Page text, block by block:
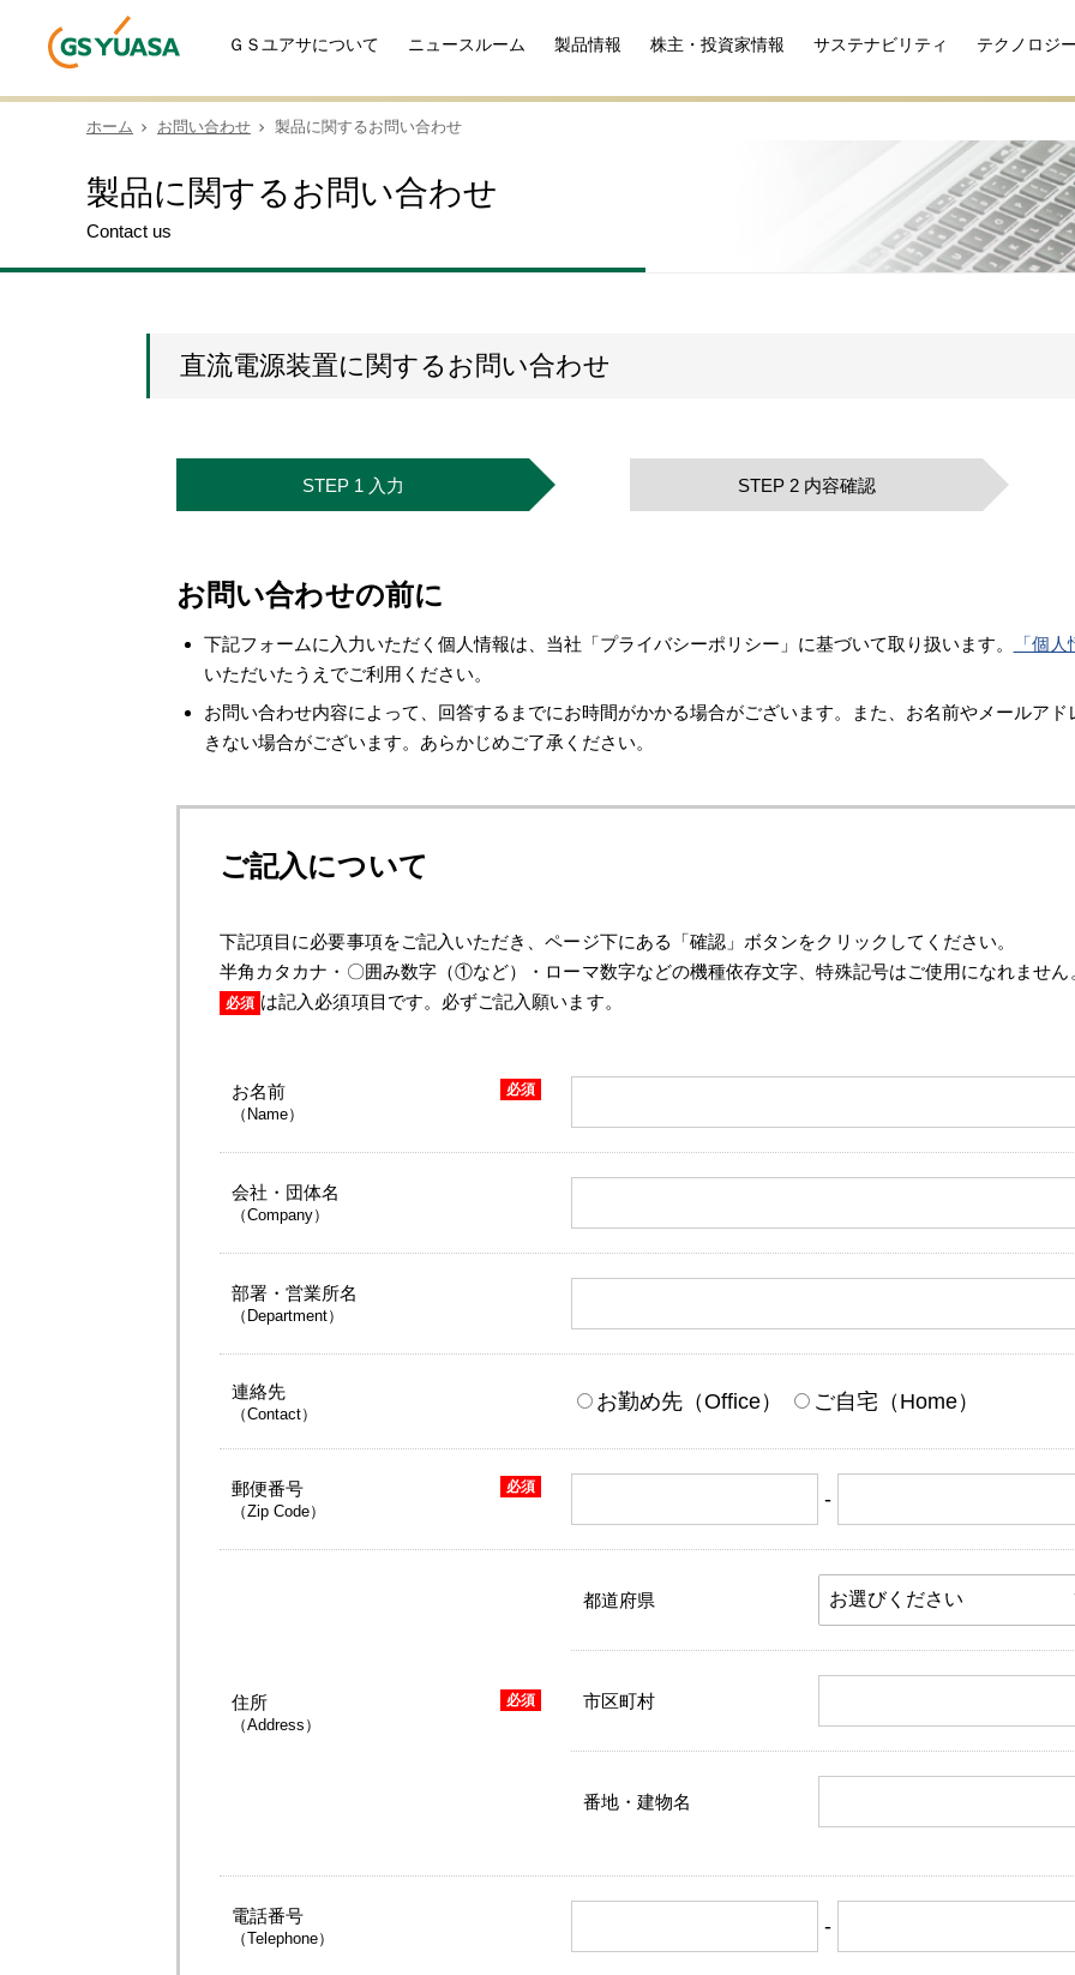
ＧＳユアサについて ニュースルーム 製品情報 株主・投資家情報 サステナビリティ テクノロジ
ホーム お問い合わせ 製品に関するお問い合わせ
製品に関するお問い合わせ
Contact us
直流電源装置に関するお問い合わせ
STEP 1 入力 STEP 2 内容確認
お問い合わせの前に
下記フォームに入力いただく個人情報は、当社「プライバシーポリシー」に基づいて取り扱います。
「個
いただいたうえでご利用ください。
お問い合わせ内容によって、回答するまでにお時間がかかる場合がございます。また、お名前やメールア
きない場合がございます。あらかじめご了承ください。
ご記入について
下記項目に必要事項をご記入いただき、ページ下にある「確認」ボタンをクリックしてください。
半角カタカナ・〇囲み数字（①など）・ローマ数字などの機種依存文字、特殊記号はご使用になれません
必須 は記入必須項目です。必ずご記入願います。
お名前
（Name）
必須
会社・団体名
（Company）
部署・営業所名
（Department）
連絡先
（Contact）
お勤め先（Office） ご自宅（Home）
郵便番号
（Zip Code）
必須 -
住所
（Address）
必須
都道府県
市区町村
番地・建物名
電話番号
（Telephone）
-